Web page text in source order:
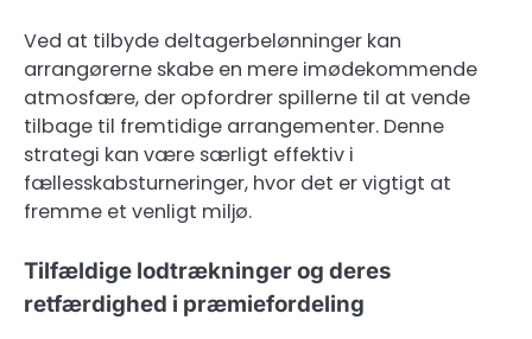
Ved at tilbyde deltagerbelønninger kan
arrangørerne skabe en mere imødekommende
atmosfære, der opfordrer spillerne til at vende
tilbage til fremtidige arrangementer. Denne
strategi kan være særligt effektiv i
fællesskabsturneringer, hvor det er vigtigt at
fremme et venligt miljø.
Tilfældige lodtrækninger og deres
retfærdighed i præmiefordeling